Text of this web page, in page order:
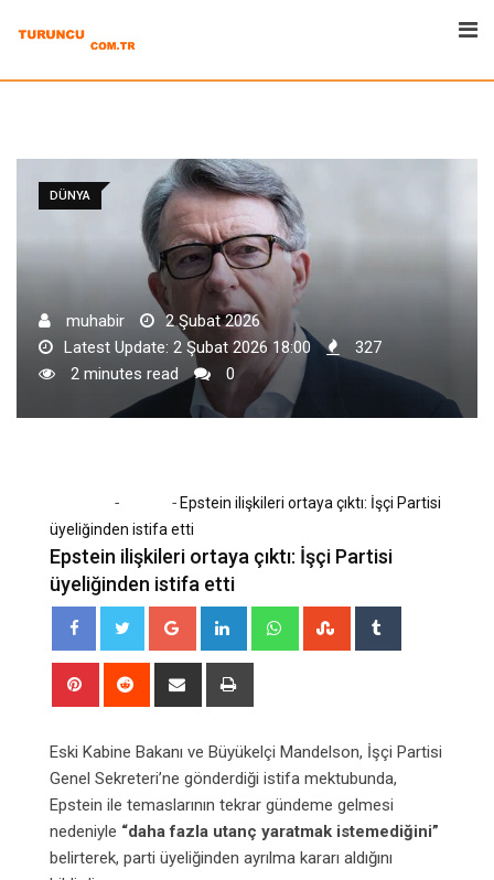
DÜNYA
muhabir
2 Şubat 2026
Latest Update: 2 Şubat 2026 18:00
327
2 minutes read
0
- - Epstein ilişkileri ortaya çıktı: İşçi Partisi
üyeliğinden istifa etti
Epstein ilişkileri ortaya çıktı: İşçi Partisi
üyeliğinden istifa etti
Google+ LinkedIn WhatsappStumbleUpon
Pinterest Reddit
Share
Eski Kabine Bakanı ve Büyükelçi Mandelson, İşçi Partisi
Genel Sekreteri’ne gönderdiği istifa mektubunda,
Epstein ile temaslarının tekrar gündeme gelmesi
nedeniyle “daha fazla utanç yaratmak istemediğini”
belirterek, parti üyeliğinden ayrılma kararı aldığını